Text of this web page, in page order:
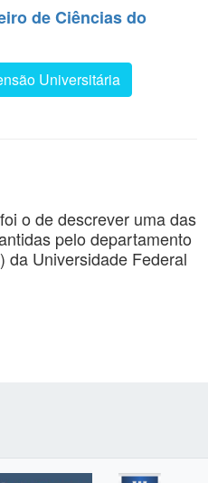
de Ciências do
Universitária
o de descrever uma das
pelo departamento
da Universidade Federal